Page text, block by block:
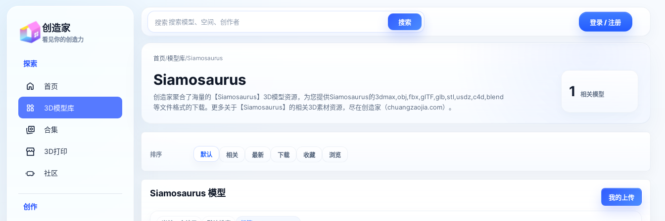
创造家
看见你的创造力
探索
首页
3D模型库
合集
3D打印
社区
创作
搜索 搜索 登录 / 注册
首页/模型库/Siamosaurus
Siamosaurus
创造家聚合了海量的【Siamosaurus】3D模型资源，为您提供Siamosaurus的3dmax,obj,fbx,glTF,glb,stl,usdz,c4d,blend
等文件格式的下载。更多关于【Siamosaurus】的相关3D素材资源，尽在创造家（chuangzaojia.com）。
1 相关模型
排序 默认 相关 最新 下载 收藏 浏览
Siamosaurus 模型 我的上传